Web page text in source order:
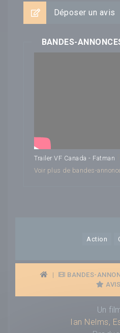
Déposer un avis
BANDES-
Trailer VF Canada - Fatman
Voir plus de bandes-
Action
| BANDES-
Un
Ian Nelms,